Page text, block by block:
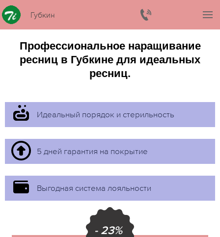
Губкин
Профессиональное наращивание
ресниц в Губкине для идеальных
ресниц.
Идеальный порядок и стерильность
5 дней гарантия на покрытие
Выгодная система лояльности
- 23%